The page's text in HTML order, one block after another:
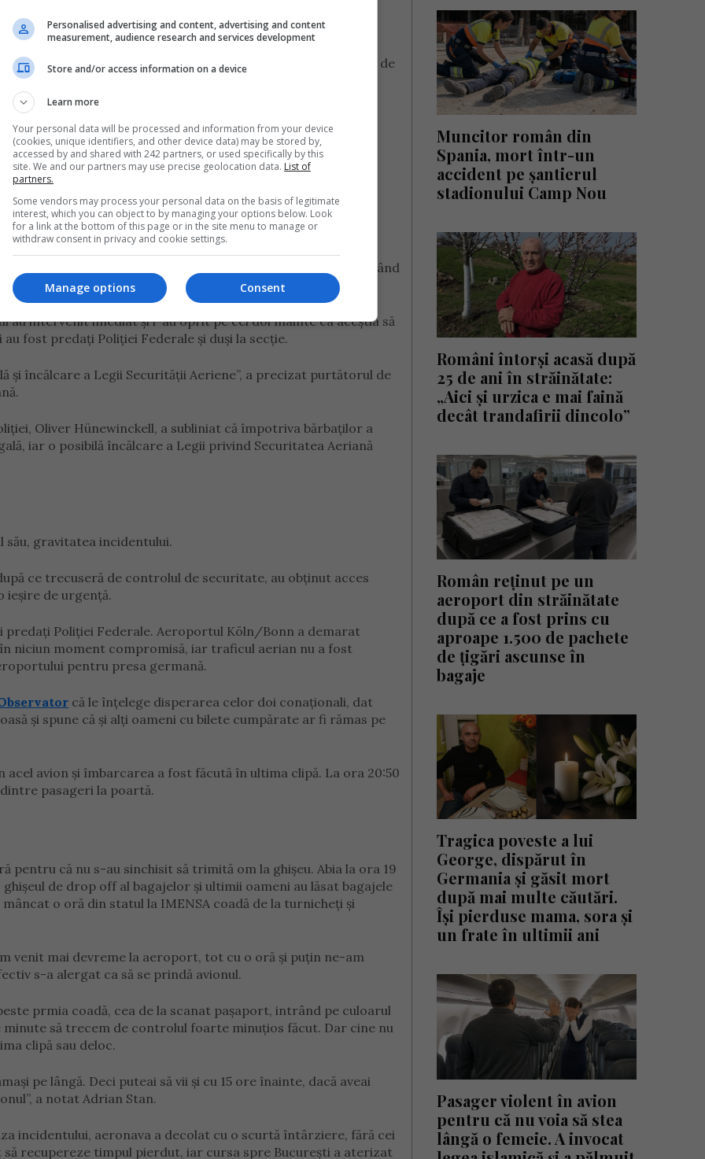
unui buton de urgență și l-au apăsat, deschizând astfel ușa de
pe platformă spre aeronava care se pregătea să plece.
a declarat un purtător de cuvânt al Poliției Federale.
să-l determine pe pilot să oprească.”
aleargă disperați spre aeronavă și gesticulează, încercând
au intervenit imediat și i-au oprit pe cei doi înainte ca aceștia să
fost predați Poliției Federale și duși la secție.
și încălcare a Legii Securității Aeriene”, a precizat purtătorul de
Oliver Hünewinckell, a subliniat că împotriva bărbaților a
iar o posibilă încălcare a Legii privind Securitatea Aeriană
gravitatea incidentului.
ce trecuseră de controlul de securitate, au obținut acces
de urgență.
Poliției Federale. Aeroportul Köln/Bonn a demarat
niciun moment compromisă, iar traficul aerian nu a fost
pentru presa germană.
că le înţelege disperarea celor doi conaționali, dat
și spune că şi alţi oameni cu bilete cumpărate ar fi rămas pe
acel avion şi îmbarcarea a fost făcută în ultima clipă. La ora 20:50
pasageri la poartă.
pentru că nu s-au sinchisit să trimită om la ghişeu. Abia la ora 19
de drop off al bagajelor şi ultimii oameni au lăsat bagajele
o oră din statul la IMENSA coadă de la turnicheţi şi
venit mai devreme la aeroport, tot cu o oră şi puţin ne-am
s-a alergat ca să se prindă avionul.
prmia coadă, cea de la scanat paşaport, intrând pe culoarul
să trecem de controlul foarte minuţios făcut. Dar cine nu
clipă sau deloc.
pe lângă. Deci puteai să vii şi cu 15 ore înainte, dacă aveai
a notat Adrian Stan.
incidentului, aeronava a decolat cu o scurtă întârziere, fără cei
recupereze timpul pierdut, iar cursa spre București a aterizat
Muncitor român din
Spania, mort într-un
accident pe șantierul
stadionului Camp Nou
Români întorși acasă după
25 de ani în străinătate:
„Aici și urzica e mai faină
decât trandafirii dincolo”
Român reținut pe un
aeroport din străinătate
după ce a fost prins cu
aproape 1.500 de pachete
de țigări ascunse în
bagaje
Tragica poveste a lui
George, dispărut în
Germania și găsit mort
după mai multe căutări.
Își pierduse mama, sora și
un frate în ultimii ani
Pasager violent în avion
pentru că nu voia să stea
lângă o femeie. A invocat
Personalised advertising and content, advertising and content
measurement, audience research and services development
Store and/or access information on a device
Learn more
Your personal data will be processed and information from your device
(cookies, unique identifiers, and other device data) may be stored by,
accessed by and shared with 242 partners, or used specifically by this
site. We and our partners may use precise geolocation data. List of
partners.
Some vendors may process your personal data on the basis of legitimate
interest, which you can object to by managing your options below. Look
for a link at the bottom of this page or in the site menu to manage or
withdraw consent in privacy and cookie settings.
Consent
Manage options